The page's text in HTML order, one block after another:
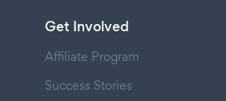
Get Involved
Affiliate Program
Success Stories